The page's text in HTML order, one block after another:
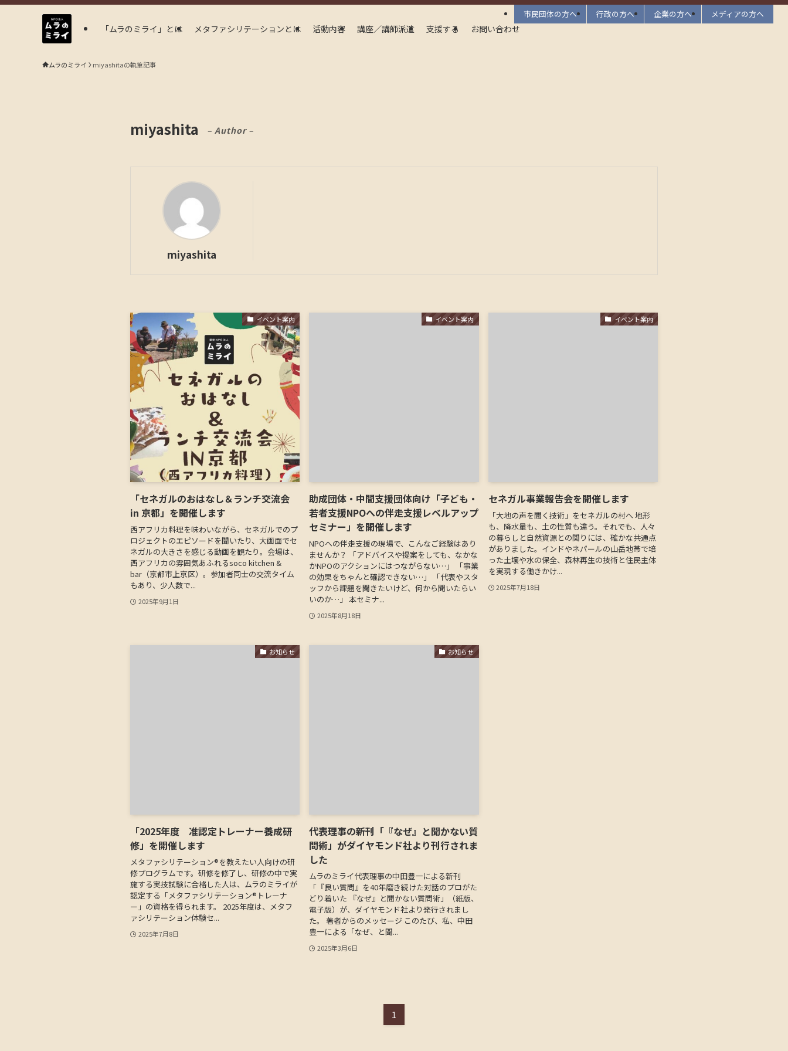
「ムラのミライ」とは メタファシリテーションとは 活動内容 講座／講師派遣 支援する お問い合わせ
市民団体の方へ 行政の方へ 企業の方へ メディアの方へ
ムラのミライ miyashitaの執筆記事
miyashita – Author –
miyashita
イベント案内
「セネガルのおはなし＆ランチ交流会
in 京都」を開催します
西アフリカ料理を味わいながら、セネガルでのプ
ロジェクトのエピソードを聞いたり、大画面でセ
ネガルの大きさを感じる動画を観たり。会場は、
西アフリカの雰囲気あふれるsoco kitchen &
bar（京都市上京区）。参加者同士の交流タイム
もあり、少人数で...
2025年9月1日
イベント案内
助成団体・中間支援団体向け「子ども・
若者支援NPOへの伴走支援レベルアップ
セミナー」を開催します
NPOへの伴走支援の現場で、こんなご経験はあり
ませんか？ 「アドバイスや提案をしても、なかな
かNPOのアクションにはつながらない…」 「事業
の効果をちゃんと確認できない…」 「代表やスタ
ッフから課題を聞きたいけど、何から聞いたらい
いのか…」 本セミナ...
2025年8月18日
イベント案内
セネガル事業報告会を開催します
「⼤地の声を聞く技術」をセネガルの村へ 地形
も、降水量も、土の性質も違う。それでも、人々
の暮らしと自然資源との関りには、確かな共通点
がありました。インドやネパールの山岳地帯で培
った土壌や水の保全、森林再生の技術と住民主体
を実現する働きかけ...
2025年7月18日
お知らせ
「2025年度 准認定トレーナー養成研
修」を開催します
メタファシリテーション®を教えたい人向けの研
修プログラムです。研修を修了し、研修の中で実
施する実技試験に合格した人は、ムラのミライが
認定する「メタファシリテーション®トレーナ
ー」の資格を得られます。 2025年度は、メタフ
ァシリテーション体験セ...
2025年7月8日
お知らせ
代表理事の新刊「『なぜ』と聞かない質
問術」がダイヤモンド社より刊行されま
した
ムラのミライ代表理事の中田豊一による新刊
「『良い質問』を40年磨き続けた対話のプロがた
どり着いた 『なぜ』と聞かない質問術」（紙版、
電子版）が、ダイヤモンド社より発行されまし
た。 著者からのメッセージ このたび、私、中田
豊一による「なぜ、と聞...
2025年3月6日
1